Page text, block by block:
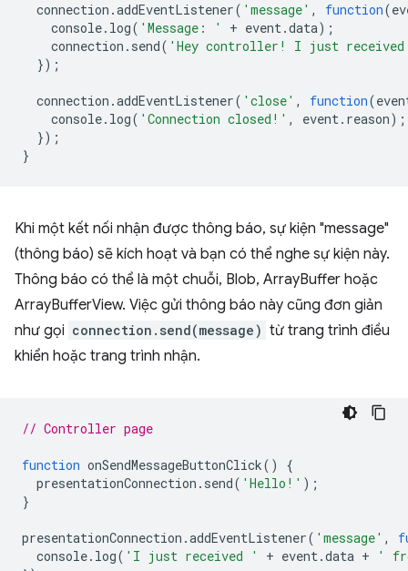
connection .addEventListener( 'message' , function(
console. log( 'Message: ' + event.data);
connection . send( 'Hey controller! I just received
});
connection .addEventListener( 'close' , function(
console. log( 'Connection closed!' , event. reason);
});
}
Khi một kết nối nhận được thông báo, sự kiện "message"
(thông báo) sẽ kích hoạt và bạn có thể nghe sự kiện này.
Thông báo có thể là một chuỗi, Blob, ArrayBuffer hoặc
ArrayBufferView. Việc gửi thông báo này cũng đơn giản
như gọi connection.send(message) từ trang trình điều
khiển hoặc trang trình nhận.
// Controller page
function onSendMessageButtonClick()
{
presentationConnection . send( 'Hello!' );
}
presentationConnection .addEventListener( 'message' ,
console. log( 'I just received ' + event.data +
'